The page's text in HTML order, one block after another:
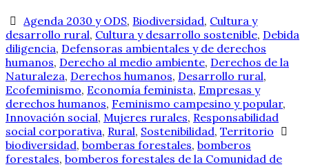
Agenda 2030 y ODS, Biodiversidad, Cultura y
desarrollo rural, Cultura y desarrollo sostenible, Debida
diligencia, Defensoras ambientales y de derechos
humanos, Derecho al medio ambiente, Derechos de la
Naturaleza, Derechos humanos, Desarrollo rural,
Ecofeminismo, Economía feminista, Empresas y
derechos humanos, Feminismo campesino y popular,
Innovación social, Mujeres rurales, Responsabilidad
social corporativa, Rural, Sostenibilidad, Territorio
biodiversidad, bomberas forestales, bomberos
forestales, bomberos forestales de la Comunidad de